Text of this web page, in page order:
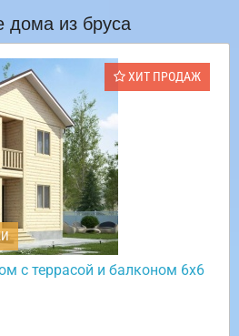
дома из бруса
ХИТ ПРОДАЖ
с террасой и балконом 6х6